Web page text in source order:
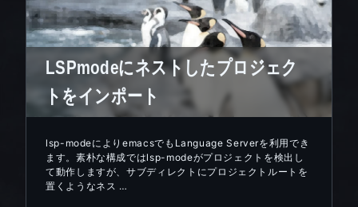
LSPmodeにネストしたプロジェク
トをインポート
lsp-modeによりemacsでもLanguage Serverを利用でき
ます。素朴な構成ではlsp-modeがプロジェクトを検出し
て動作しますが、サブディレクトにプロジェクトルートを
置くようなネス …